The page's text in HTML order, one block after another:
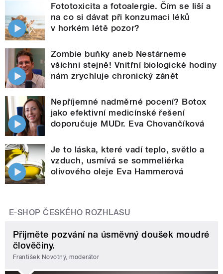
Fototoxicita a fotoalergie. Čím se liší a
na co si dávat při konzumaci léků
v horkém létě pozor?
Zombie buňky aneb Nestárneme
všichni stejně! Vnitřní biologické hodiny
nám zrychluje chronický zánět
Nepříjemné nadměrné pocení? Botox
jako efektivní medicínské řešení
doporučuje MUDr. Eva Chovančíková
Je to láska, které vadí teplo, světlo a
vzduch, usmívá se sommeliérka
olivového oleje Eva Hammerová
E-SHOP ČESKÉHO ROZHLASU
Přijměte pozvání na úsměvný doušek moudré
člověčiny.
František Novotný, moderátor